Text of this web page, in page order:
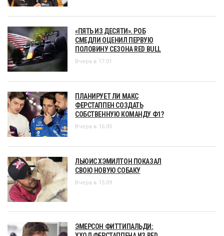
«ПЯТЬ ИЗ ДЕСЯТИ». РОБ
СМЕДЛИ ОЦЕНИЛ ПЕРВУЮ
ПОЛОВИНУ СЕЗОНА RED BULL
Вчера в 17:01
ПЛАНИРУЕТ ЛИ МАКС
ФЕРСТАППЕН СОЗДАТЬ
СОБСТВЕННУЮ КОМАНДУ Ф1?
Вчера в 16:05
ЛЬЮИС ХЭМИЛТОН ПОКАЗАЛ
СВОЮ НОВУЮ СОБАКУ
Вчера в 15:09
ЭМЕРСОН ФИТТИПАЛЬДИ: